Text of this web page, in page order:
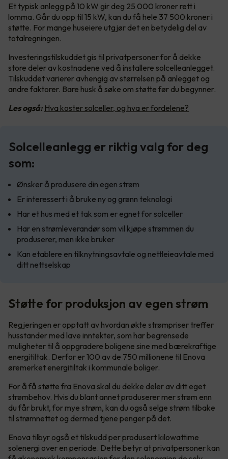
Et typisk anlegg på 10 kW gir deg 25 000 kroner rett i
lomma. Går du opp til 15 kW, kan du få hele 37 500 kroner i
støtte. For mange huseiere utgjør det en betydelig del av
totalregningen.
Investeringstilskuddet gis til privatpersoner for å dekke
store deler av kostnadene ved å installere solcelleanlegget.
Tilskuddet varierer avhengig av størrelsen på anlegget og
andre faktorer. Bare husk å søke om støtte før du begynner.
Les også: Hva koster solceller, og hva er fordelene?
Solcelleanlegg er riktig valg for deg
som:
Ønsker å produsere din egen strøm
Er interessert i å bruke ny og grønn teknologi
Har et hus med et tak som er egnet for solceller
Har en strømleverandør som vil kjøpe strømmen du
produserer, men ikke bruker
Kan etablere en tilknytningsavtale og nettleieavtale med
ditt nettselskap
Støtte for produksjon av egen strøm
Regjeringen er opptatt av hvordan økte strømpriser treffer
husstander med lave inntekter, som har begrensede
muligheter til å oppgradere boligene sine med bærekraftige
energitiltak. Derfor er 100 av de 750 millionene til Enova
øremerket energitiltak i kommunale boliger.
For å få støtte fra Enova skal du dekke deler av ditt eget
strømbehov. Hvis du blant annet produserer mer strøm enn
du får brukt, for mye strøm, kan du også selge strøm tilbake
til strømnettet og dermed tjene penger på det.
Enova tilbyr også et tilskudd per produsert kilowattime
solenergi over en periode. Dette betyr at privatpersoner kan